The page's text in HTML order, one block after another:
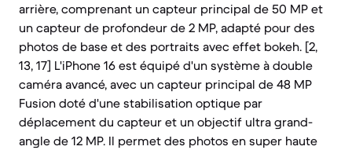
arrière, comprenant un capteur principal de 50 MP et
un capteur de profondeur de 2 MP, adapté pour des
photos de base et des portraits avec effet bokeh. [2,
13, 17] L'iPhone 16 est équipé d'un système à double
caméra avancé, avec un capteur principal de 48 MP
Fusion doté d'une stabilisation optique par
déplacement du capteur et un objectif ultra grand-
angle de 12 MP. Il permet des photos en super haute